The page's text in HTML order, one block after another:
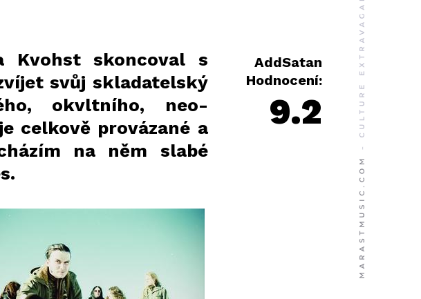
AddSatan
Hodnocení:
9.2
Kvohst skoncoval s
svůj skladatelský
okvltního, neo-
celkově provázané a
na něm slabé